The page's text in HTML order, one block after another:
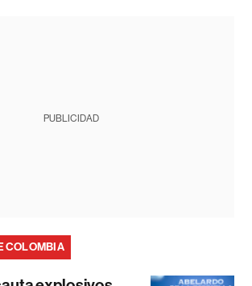
PUBLICIDAD
COLOMBIA